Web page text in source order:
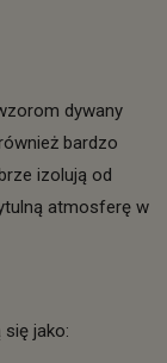
dywany
bardzo
izolują od
atmosferę w
jako: